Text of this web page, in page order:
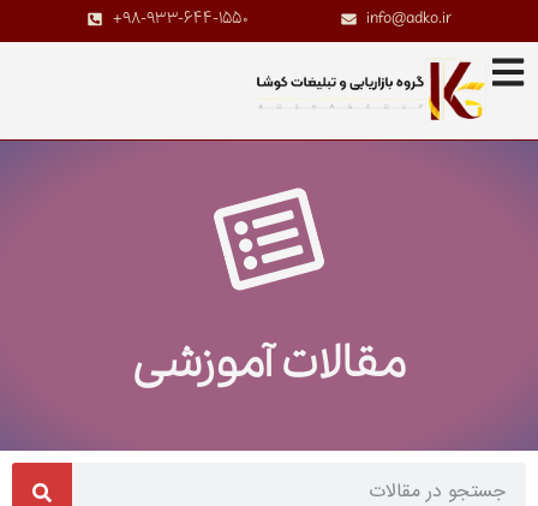
info@adko.ir
+98-933-644-1550
مقالات آموزشی